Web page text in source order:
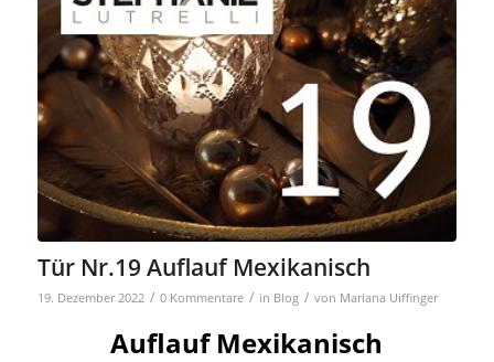
Tür Nr.19 Auflauf Mexikanisch
19. Dezember 2022 / 0 Kommentare / in Blog / von Mariana Uiffinger
Auflauf Mexikanisch